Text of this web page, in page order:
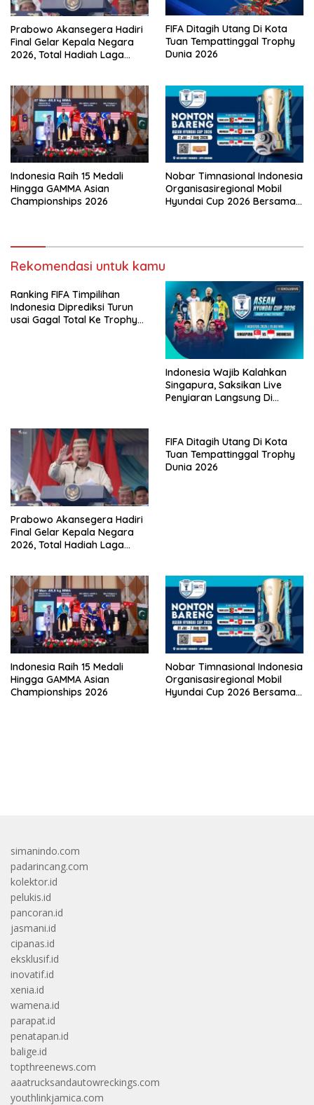
Prabowo Akansegera Hadiri
Final Gelar Kepala Negara
2026, Total Hadiah Laga
FIFA Ditagih Utang Di Kota
Tuan Tempattinggal Trophy
Dunia 2026
Indonesia Raih 15 Medali
Hingga GAMMA Asian
Championships 2026
Nobar Timnasional Indonesia
Organisasiregional Mobil
Hyundai Cup 2026 Bersama
Rekomendasi untuk kamu
Ranking FIFA Timpilihan
Indonesia Diprediksi Turun
usai Gagal Total Ke Trophy
Indonesia Wajib Kalahkan
Singapura, Saksikan Live
Penyiaran Langsung Di
Prabowo Akansegera Hadiri
Final Gelar Kepala Negara
2026, Total Hadiah Laga
FIFA Ditagih Utang Di Kota
Tuan Tempattinggal Trophy
Dunia 2026
Indonesia Raih 15 Medali
Hingga GAMMA Asian
Championships 2026
Nobar Timnasional Indonesia
Organisasiregional Mobil
Hyundai Cup 2026 Bersama
simanindo.com
padarincang.com
kolektor.id
pelukis.id
pancoran.id
jasmani.id
cipanas.id
eksklusif.id
inovatif.id
xenia.id
wamena.id
parapat.id
penatapan.id
balige.id
topthreenews.com
aaatrucksandautowreckings.com
youthlinkjamica.com